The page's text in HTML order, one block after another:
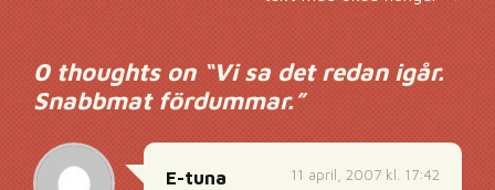
0 thoughts on “Vi sa det redan igår.
Snabbmat fördummar.”
11 april, 2007 kl. 17:42
E-tuna